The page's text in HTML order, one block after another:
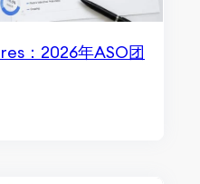
：2026年ASO团